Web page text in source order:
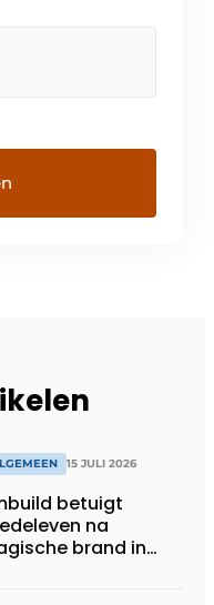
15 JULI 2026
betuigt
na
brand in